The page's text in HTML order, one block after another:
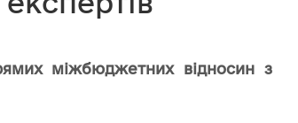
міжбюджетних відносин з